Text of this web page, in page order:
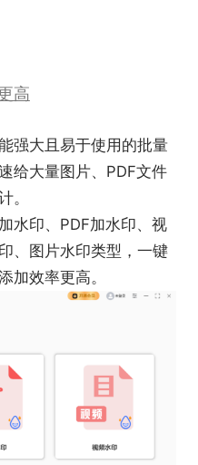
高
大且易于使用的批量
给大量图片、PDF文件
。
印、PDF加水印、视
、图片水印类型，一键
加效率更高。